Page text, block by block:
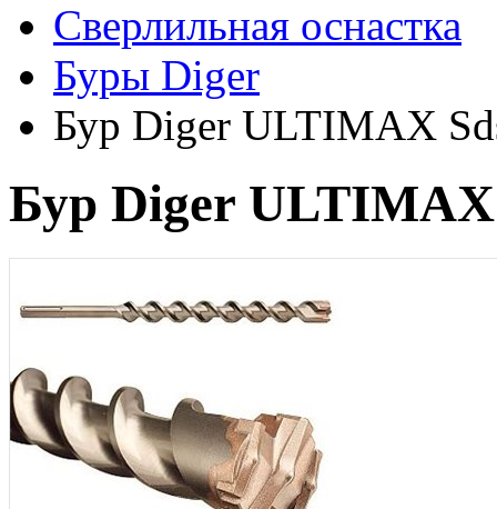
Сверлильная оснастка
Буры Diger
Бур Diger ULTIMAX
Бур Diger ULTIMAX